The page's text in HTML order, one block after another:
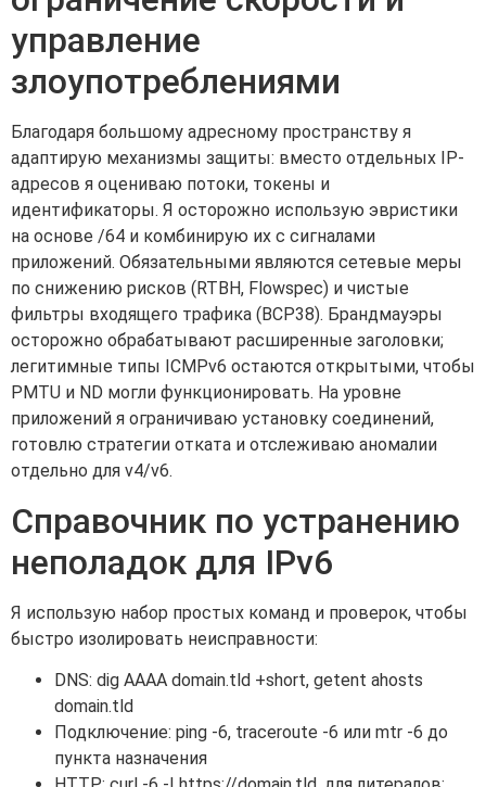
управление
злоупотреблениями
Благодаря большому адресному пространству я
адаптирую механизмы защиты: вместо отдельных IP-
адресов я оцениваю потоки, токены и
идентификаторы. Я осторожно использую эвристики
на основе /64 и комбинирую их с сигналами
приложений. Обязательными являются сетевые меры
по снижению рисков (RTBH, Flowspec) и чистые
фильтры входящего трафика (BCP38). Брандмауэры
осторожно обрабатывают расширенные заголовки;
легитимные типы ICMPv6 остаются открытыми, чтобы
PMTU и ND могли функционировать. На уровне
приложений я ограничиваю установку соединений,
готовлю стратегии отката и отслеживаю аномалии
отдельно для v4/v6.
Справочник по устранению
неполадок для IPv6
Я использую набор простых команд и проверок, чтобы
быстро изолировать неисправности:
DNS: dig AAAA domain.tld +short, getent ahosts
domain.tld
Подключение: ping -6, traceroute -6 или mtr -6 до
пункта назначения